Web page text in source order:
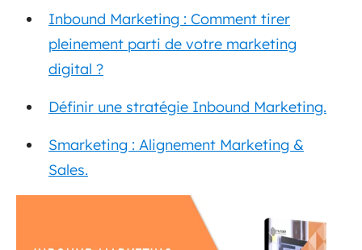
Inbound Marketing : Comment tirer
pleinement parti de votre marketing
digital ?
Définir une stratégie Inbound Marketing.
Smarketing : Alignement Marketing &
Sales.